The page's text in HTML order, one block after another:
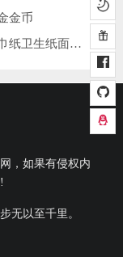
金币
漫花原木纸巾抽纸家用整箱实惠装餐巾纸卫生纸面巾纸抽 纯木臻品抽纸 每包不足1元钱 4层加厚 7.9元
，如果有侵权内
无以至千里。